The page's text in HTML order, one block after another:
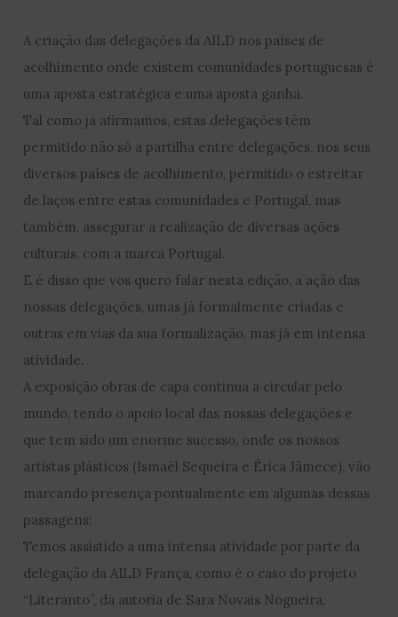
A criação das delegações da AILD nos países de
acolhimento onde existem comunidades portuguesas é
uma aposta estratégica e uma aposta ganha.
Tal como já afirmamos, estas delegações têm
permitido não só a partilha entre delegações, nos seus
diversos países de acolhimento, permitido o estreitar
de laços entre estas comunidades e Portugal, mas
também, assegurar a realização de diversas ações
culturais, com a marca Portugal.
E é disso que vos quero falar nesta edição, a ação das
nossas delegações, umas já formalmente criadas e
outras em vias da sua formalização, mas já em intensa
atividade.
A exposição obras de capa continua a circular pelo
mundo, tendo o apoio local das nossas delegações e
que tem sido um enorme sucesso, onde os nossos
artistas plásticos (Ismaël Sequeira e Érica Jâmece), vão
marcando presença pontualmente em algumas dessas
passagens;
Temos assistido a uma intensa atividade por parte da
delegação da AILD França, como é o caso do projeto
“Literanto”, da autoria de Sara Novais Nogueira,